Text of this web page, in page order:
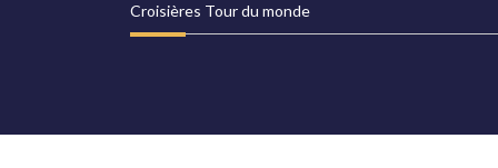
Croisières Tour du monde